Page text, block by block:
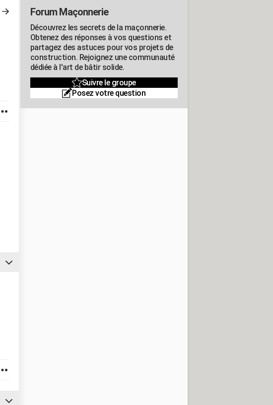
Forum Maçonnerie
Découvrez les secrets de la maçonnerie.
Obtenez des réponses à vos questions et
partagez des astuces pour vos projets de
construction. Rejoignez une communauté
dédiée à l'art de bâtir solide.
Suivre le groupe
Posez votre question